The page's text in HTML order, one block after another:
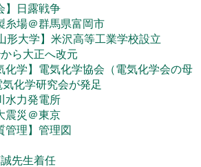
】日露戦争
糸場＠群馬県富岡市
形大学】米沢高等工業学校設立
ら大正へ改元
化学】電気化学協会（電気化学会の母
化学研究会が発足
水力発電所
震災＠東京
管理】管理図
先生着任